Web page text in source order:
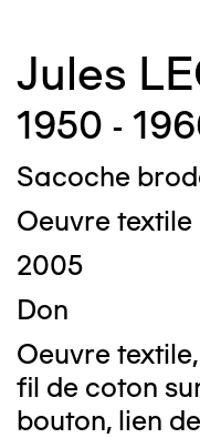
Jules
1950 -
Sacoche
Oeuvre textile
2005
Don
Oeuvre
fil de coton
bouton, lien